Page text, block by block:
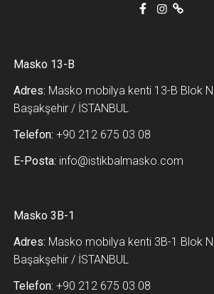
Masko 13-B
Adres: Masko mobilya kenti 13-B Blok
Başakşehir / İSTANBUL
Telefon: +90 212 675 03 08
E-Posta: info@istikbalmasko.com
Masko 3B-1
Adres: Masko mobilya kenti 3B-1 Blok
Başakşehir / İSTANBUL
Telefon: +90 212 675 03 08